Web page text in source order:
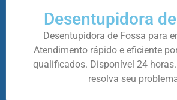
Desentupidora
Desentupidora de Fossa para
Atendimento rápido e eficiente
qualificados. Disponível 24
resolva seu